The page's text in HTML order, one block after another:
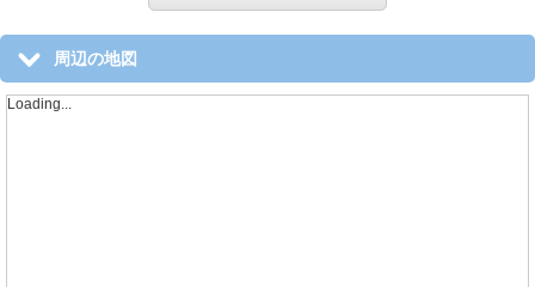
周辺の地図
Loading...